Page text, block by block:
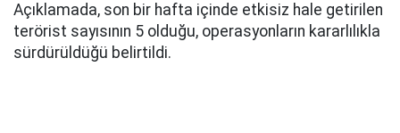
Açıklamada, son bir hafta içinde etkisiz hale getirilen
terörist sayısının 5 olduğu, operasyonların kararlılıkla
sürdürüldüğü belirtildi.